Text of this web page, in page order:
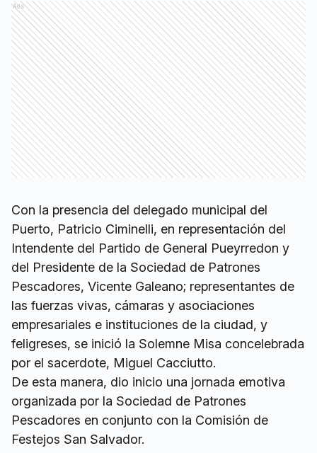
Ads
Con la presencia del delegado municipal del
Puerto, Patricio Ciminelli, en representación del
Intendente del Partido de General Pueyrredon y
del Presidente de la Sociedad de Patrones
Pescadores, Vicente Galeano; representantes de
las fuerzas vivas, cámaras y asociaciones
empresariales e instituciones de la ciudad, y
feligreses, se inició la Solemne Misa concelebrada
por el sacerdote, Miguel Cacciutto.
De esta manera, dio inicio una jornada emotiva
organizada por la Sociedad de Patrones
Pescadores en conjunto con la Comisión de
Festejos San Salvador.